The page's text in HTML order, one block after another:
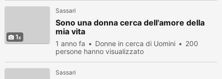
1
Sassari
Sono una donna cerca dell'amore della
mia vita
1 anno fa Donne in cerca di Uomini
200
persone hanno visualizzato
Sassari